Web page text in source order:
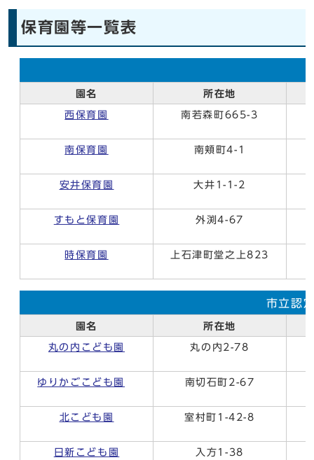
保育園等一覧表
園名 所在地
西保育園 南若森町665-3
南保育園 南頬町4-1
安井保育園 大井1-1-2
すもと保育園 外渕4-67
時保育園 上石津町堂之上823
市立認
園名 所在地
丸の内こども園 丸の内2-78
ゆりかごこども園 南切石町2-67
北こども園 室村町1-42-8
日新こども園 入方1-38